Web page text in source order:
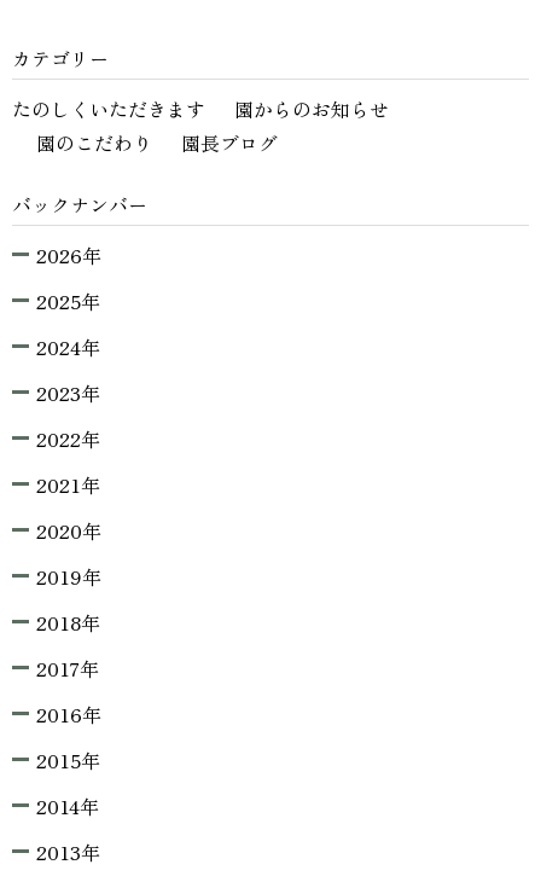
カテゴリー
たのしくいただきます
園からのお知らせ
園のこだわり
園長ブログ
バックナンバー
2026年
2025年
2024年
2023年
2022年
2021年
2020年
2019年
2018年
2017年
2016年
2015年
2014年
2013年